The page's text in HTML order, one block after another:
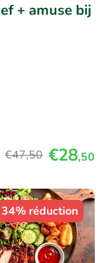
+ amuse bij
€47,50 €28,50
34% réduction